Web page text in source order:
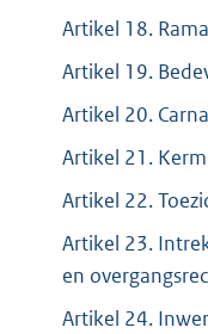
Artikel 18.
Artikel 19.
Artikel 20.
Artikel 21.
Artikel 22.
Artikel 23.
en
Artikel 24.